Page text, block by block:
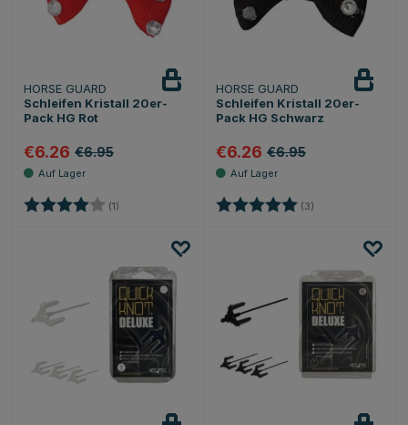
HORSE GUARD
Schleifen Kristall 20er-
Pack HG Rot
€6.26 €6.95
Bewertung: (1)
HORSE GUARD
Schleifen Kristall 20er-
Pack HG Schwarz
€6.26 €6.95
Bewertung: (3)